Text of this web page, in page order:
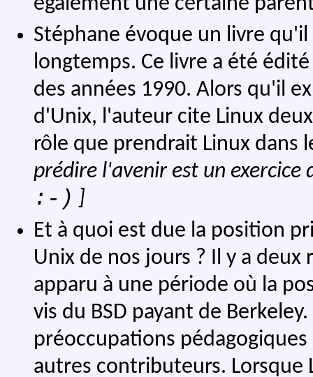
Stéphane évoque un livre
longtemps. Ce livre a été
des années 1990. Alors qu'il
d'Unix, l'auteur cite Linux
rôle que prendrait Linux dans
prédire l'avenir est un
:-) ]
Et à quoi est due la position
Unix de nos jours ? Il y a
apparu à une période où la
vis du BSD payant de
préoccupations
autres contributeurs.